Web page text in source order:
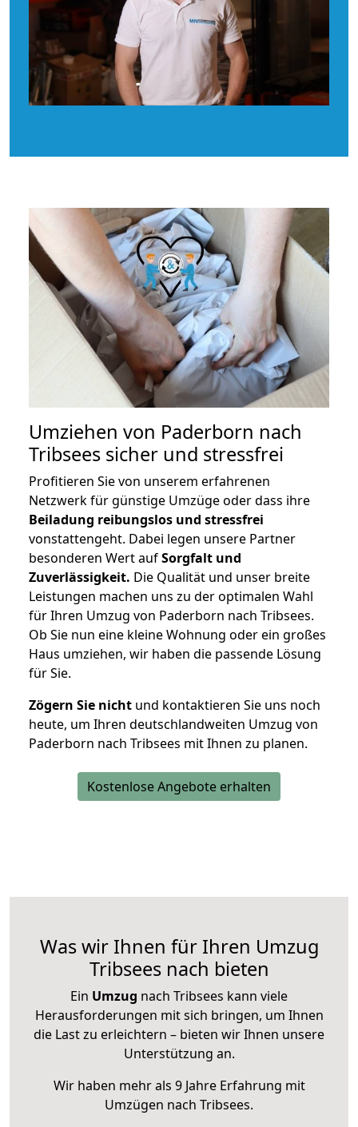
Umziehen von Paderborn nach
Tribsees sicher und stressfrei
Profitieren Sie von unserem erfahrenen
Netzwerk für günstige Umzüge oder dass ihre
Beiladung reibungslos und stressfrei
vonstattengeht. Dabei legen unsere Partner
besonderen Wert aufSorgfalt und
Zuverlässigkeit. Die Qualität und unser breite
Leistungen machen uns zu der optimalen Wahl
für Ihren Umzug von Paderborn nach Tribsees.
Ob Sie nun eine kleine Wohnung oder ein großes
Haus umziehen, wir haben die passende Lösung
für Sie.
Zögern Sie nicht und kontaktieren Sie uns noch
heute, um Ihren deutschlandweiten Umzug von
Paderborn nach Tribsees mit Ihnen zu planen.
Kostenlose Angebote erhalten
Was wir Ihnen für Ihren Umzug
Tribsees nach bieten
Ein Umzug nach Tribsees kann viele
Herausforderungen mit sich bringen, um Ihnen
die Last zu erleichtern – bieten wir Ihnen unsere
Unterstützung an.
Wir haben mehr als 9 Jahre Erfahrung mit
Umzügen nach Tribsees.